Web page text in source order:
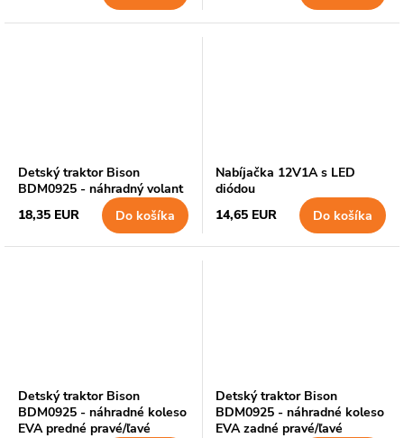
Detský traktor Bison
BDM0925 - náhradný volant
18,35 EUR
Do košíka
Nabíjačka 12V1A s LED
diódou
14,65 EUR
Do košíka
Detský traktor Bison
BDM0925 - náhradné koleso
EVA predné pravé/ľavé
Detský traktor Bison
BDM0925 - náhradné koleso
EVA zadné pravé/ľavé